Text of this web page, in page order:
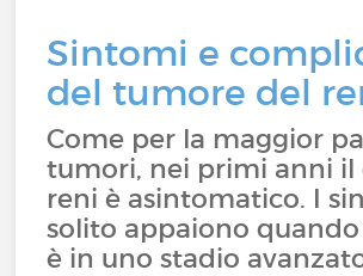
Sintomi e
del tumore del
Come per la maggior
tumori, nei primi anni il
reni è asintomatico. I
solito appaiono
è in uno stadio